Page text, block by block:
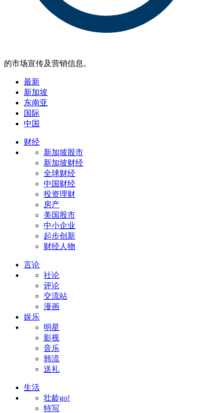
的市场宣传及营销信息。
最新
新加坡
东南亚
国际
中国
财经
新加坡股市
新加坡财经
全球财经
中国财经
投资理财
房产
美国股市
中小企业
起步创新
财经人物
言论
社论
评论
交流站
漫画
娱乐
明星
影视
音乐
韩流
送礼
生活
壮龄go!
特写